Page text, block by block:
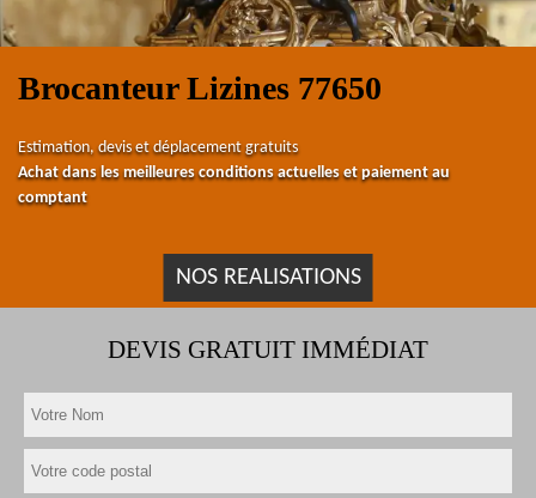
Brocanteur Lizines 77650
Estimation, devis et déplacement gratuits
Achat dans les meilleures conditions actuelles et paiement au
comptant
NOS REALISATIONS
DEVIS GRATUIT IMMÉDIAT